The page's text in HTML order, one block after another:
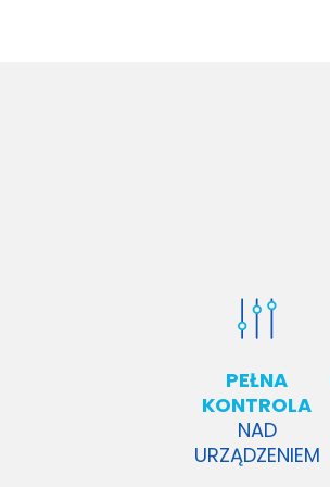
PEŁNA
KONTROLA
NAD
URZĄDZENIEM